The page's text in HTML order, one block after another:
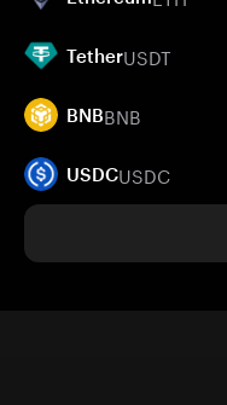
TetherUSDT
BNBBNB
USDCUSDC